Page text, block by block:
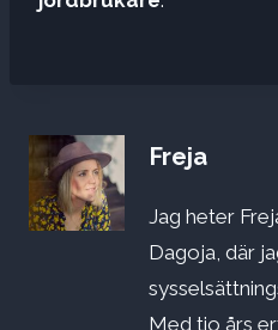
Freja
Jag heter
Dagoja, där
Med tio års